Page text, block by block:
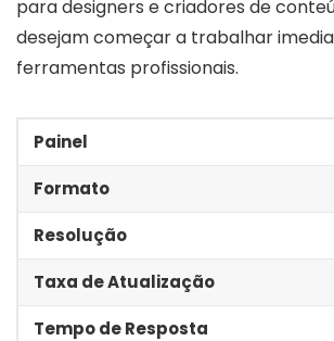
para designers e criadores de
desejam começar a trabalhar
ferramentas profissionais.
Painel
Formato
Resolução
Taxa de Atualização
Tempo de Resposta